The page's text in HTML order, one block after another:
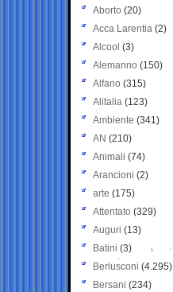
Aborto (20)
Acca Larentia (2)
Alcool (3)
Alemanno (150)
Alfano (315)
Alitalia (123)
Ambiente (341)
AN (210)
Animali (74)
Arancioni (2)
arte (175)
Attentato (329)
Auguri (13)
Batini (3)
Berlusconi (4.295)
Bersani (234)